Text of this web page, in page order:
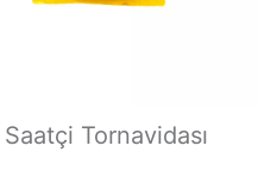
Saatçi Tornavidası